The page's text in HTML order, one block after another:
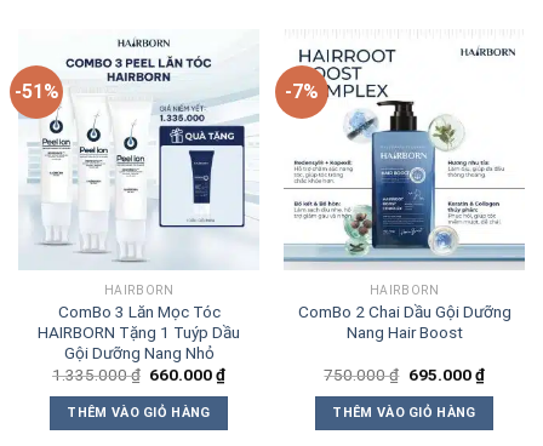
-51%
HAIRBORN
ComBo 3 Lăn Mọc Tóc
HAIRBORN Tặng 1 Tuýp Dầu
Gội Dưỡng Nang Nhỏ
1.335.000₫ Giá
là:
1.335.000 ₫.
660.000₫Giá
660.000 ₫.
THÊM VÀO GIỎ HÀNG
-7%
HAIRBORN
ComBo 2 Chai Dầu Gội Dưỡng
Nang Hair Boost
750.000₫ Giá
là:
750.000 ₫.
695.000₫Giá
hiện
THÊM VÀO GIỎ HÀNG